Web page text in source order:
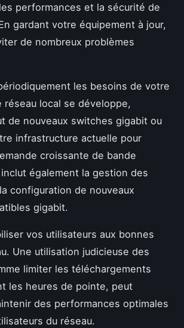
performances et la sécurité de
gardant votre équipement à jour,
de nombreux problèmes
les besoins de votre
réseau local se développe,
de nouveaux switches gigabit ou
infrastructure actuelle pour
croissante de bande
également la gestion des
configuration de nouveaux
gigabit.
vos utilisateurs aux bonnes
Une utilisation judicieuse des
limiter les téléchargements
les heures de pointe, peut
des performances optimales
du réseau.